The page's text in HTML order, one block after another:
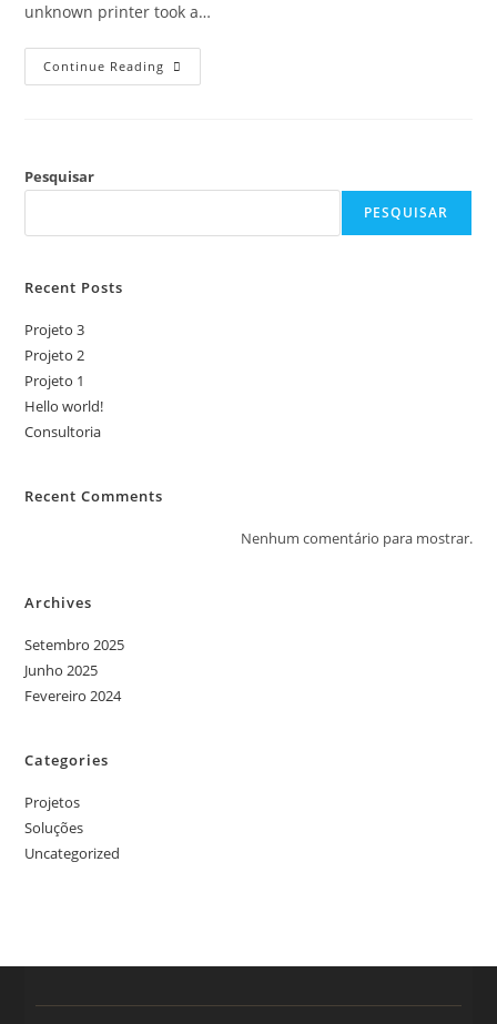
unknown printer took a…
Continue Reading
Pesquisar
PESQUISAR
Recent Posts
Projeto 3
Projeto 2
Projeto 1
Hello world!
Consultoria
Recent Comments
Nenhum comentário para mostrar.
Archives
Setembro 2025
Junho 2025
Fevereiro 2024
Categories
Projetos
Soluções
Uncategorized